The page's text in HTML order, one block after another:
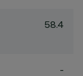
58.4
-